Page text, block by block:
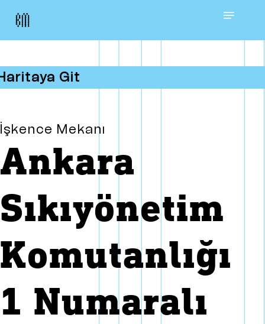
Skip
content
Menu
Git
İşkence Mekanı
Ankara
Sıkıyönetim
Komutanlığı
1 Numaralı